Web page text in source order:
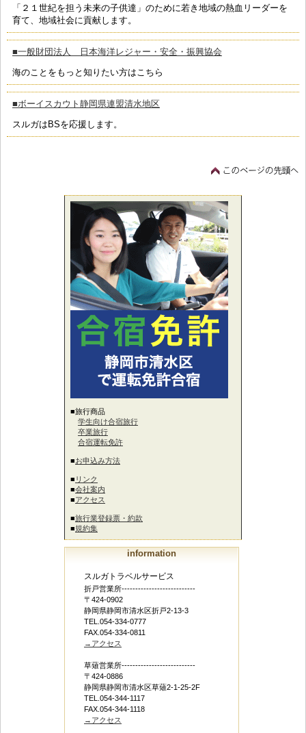
「２１世紀を担う未来の子供達」のために若き地域の熱血リーダーを
育て、地域社会に貢献します。
■一般財団法人 日本海洋レジャー・安全・振興協会
海のことをもっと知りたい方はこちら
■ボーイスカウト静岡県連盟清水地区
スルガはBSを応援します。
■旅行商品
学生向け合宿旅行
卒業旅行
合宿運転免許
■お申込み方法
■ リンク
■会社案内
■アクセス
■旅行業登録票・約款
■規約集
information
スルガトラベルサービス
折戸営業所---------------------------
〒424-0902
静岡県静岡市清水区折戸2-13-3
TEL.054-334-0777
FAX.054-334-0811
→アクセス
草薙営業所---------------------------
〒424-0886
静岡県静岡市清水区草薙2-1-25-2F
TEL.054-344-1117
FAX.054-344-1118
→アクセス